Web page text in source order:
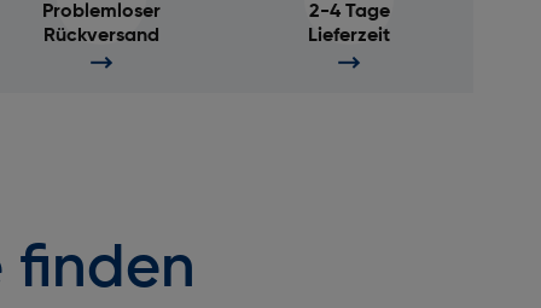
Problemloser
Rückversand
2-4 Tage
Lieferzeit
finden